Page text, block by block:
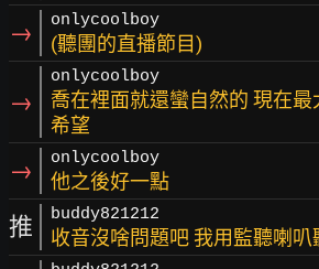
→ onlycoolboy
(聽團的直播節目)
→
onlycoolboy
喬在裡面就還蠻自然的 現在
希望
→ onlycoolboy
他之後好一點
推 buddy821212
收音沒啥問題吧 我用監聽喇叭